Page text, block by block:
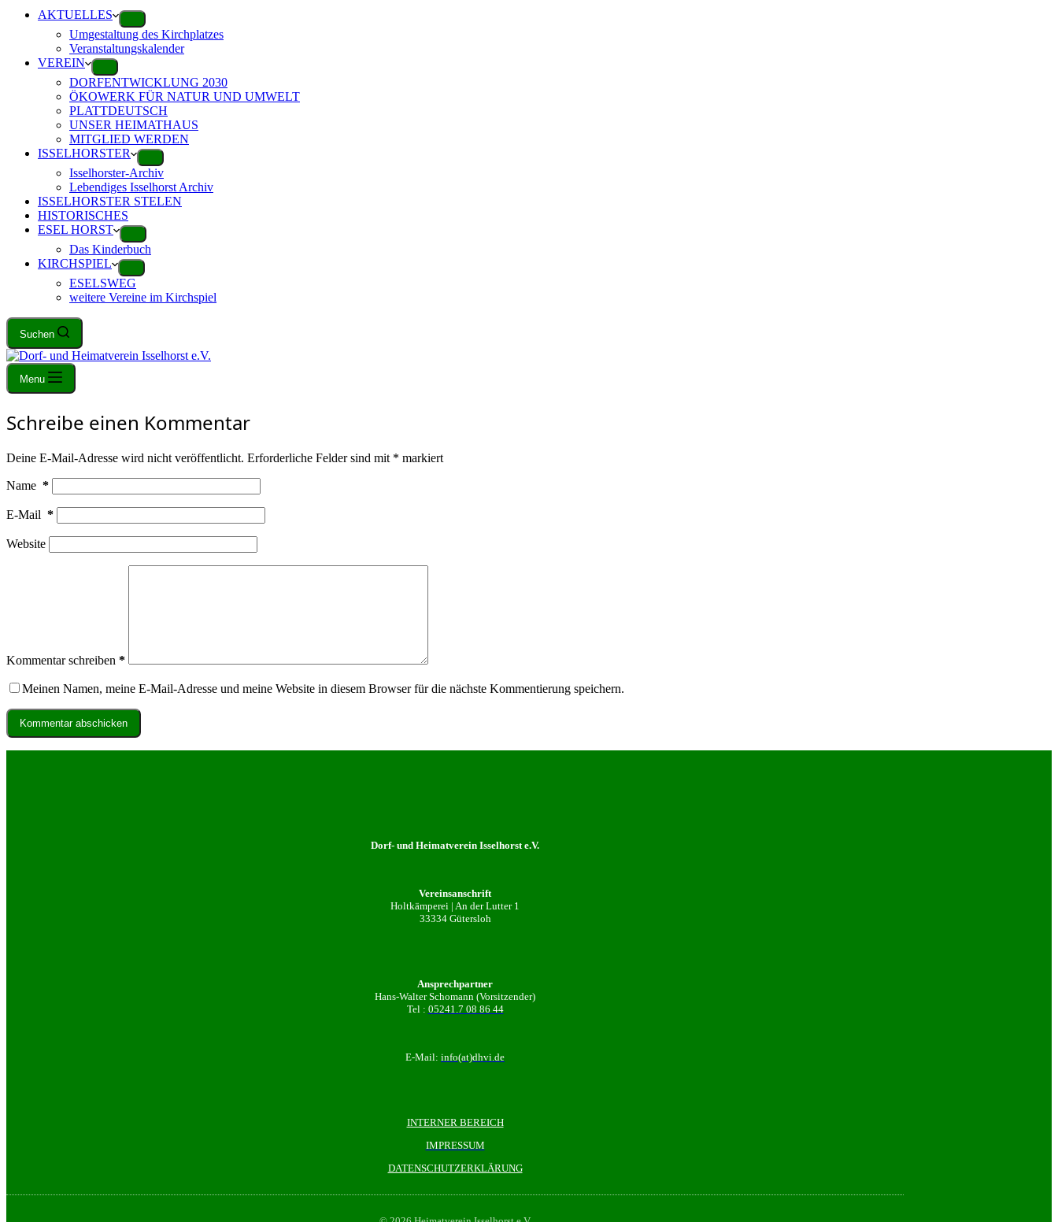
AKTUELLES
Umgestaltung des Kirchplatzes
Veranstaltungskalender
VEREIN
DORFENTWICKLUNG 2030
ÖKOWERK FÜR NATUR UND UMWELT
PLATTDEUTSCH
UNSER HEIMATHAUS
MITGLIED WERDEN
ISSELHORSTER
Isselhorster-Archiv
Lebendiges Isselhorst Archiv
ISSELHORSTER STELEN
HISTORISCHES
ESEL HORST
Das Kinderbuch
KIRCHSPIEL
ESELSWEG
weitere Vereine im Kirchspiel
Suchen
Menu
Schreibe einen Kommentar
Deine E-Mail-Adresse wird nicht veröffentlicht. Erforderliche Felder sind mit * markiert
Name *
E-Mail *
Website
Kommentar schreiben *
Meinen Namen, meine E-Mail-Adresse und meine Website in diesem Browser für die nächste Kommentierung speichern.
Kommentar abschicken
Dorf- und Heimatverein Isselhorst e.V.
Vereinsanschrift
Holtkämperei | An der Lutter 1
33334 Gütersloh
Ansprechpartner
Hans-Walter Schomann (Vorsitzender)
Tel : 05241.7 08 86 44
E-Mail: info(at)dhvi.de
INTERNER BEREICH
IMPRESSUM
DATENSCHUTZERKLÄRUNG